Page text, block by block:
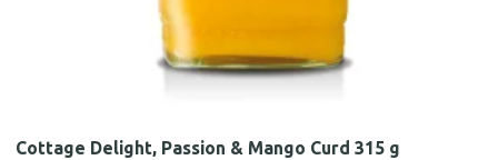
Cottage Delight, Passion & Mango Curd 315 g